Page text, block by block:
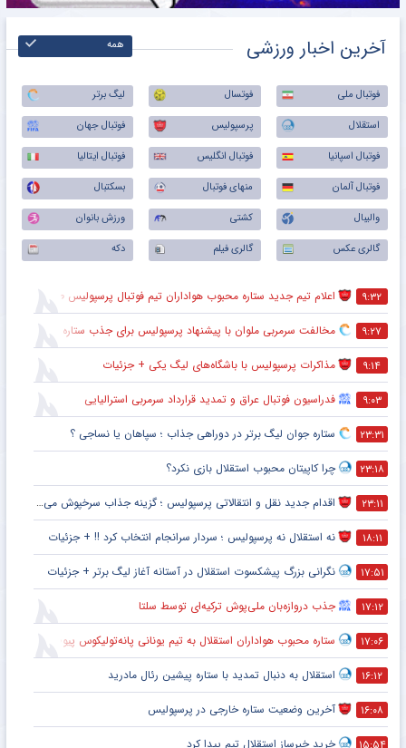
آخرین اخبار ورزشی همه
فوتبال ملی فوتسال
لیگ برتر
استقلال
پرسپولیس
فوتبال جهان
فوتبال اسپانیا
فوتبال انگلیس
فوتبال ایتالیا
فوتبال آلمان
منهای فوتبال
بسکتبال
والیبال
کشتی
ورزش بانوان
گالری عکس
گالری فیلم دکه
۹:۳۲ اعلام تیم جدید ستاره محبوب هواداران تیم فوتبال پرسپولیس طی ۴۸ ساعت آینده
۹:۲۷ مخالفت سرمربی ملوان با پیشنهاد پرسپولیس برای جذب ستاره محبوبش
۹:۱۴ مذاکرات پرسپولیس با باشگاه‌های لیگ یکی + جزئیات
۹:۰۳ فدراسیون فوتبال عراق و تمدید قرارداد سرمربی استرالیایی
۲۳:۳۱ ستاره جوان لیگ برتر در دوراهی جذاب ؛ سپاهان یا نساجی ؟
۲۳:۱۸ چرا کاپیتان محبوب استقلال بازی نکرد؟
۲۳:۱۱ اقدام جدید نقل و انتقالاتی پرسپولیس ؛ گزینه جذاب سرخپوش می شود؟
۱۸:۱۱ نه استقلال نه پرسپولیس ؛ سردار سرانجام انتخاب کرد !! + جزئیات
۱۷:۵۱ نگرانی بزرگ پیشکسوت استقلال در آستانه آغاز لیگ برتر + جزئیات
۱۷:۱۲ جذب دروازه‌بان ملی‌پوش ترکیه‌ای توسط سلتا
۱۷:۰۶ ستاره محبوب هواداران استقلال به تیم یونانی پانه‌تولیکوس پیوست
۱۶:۱۲ استقلال به دنبال تمدید با ستاره پیشین رئال مادرید
۱۶:۰۸ آخرین وضعیت ستاره خارجی در پرسپولیس
خرید خبرساز استقلال تیم پیدا کرد